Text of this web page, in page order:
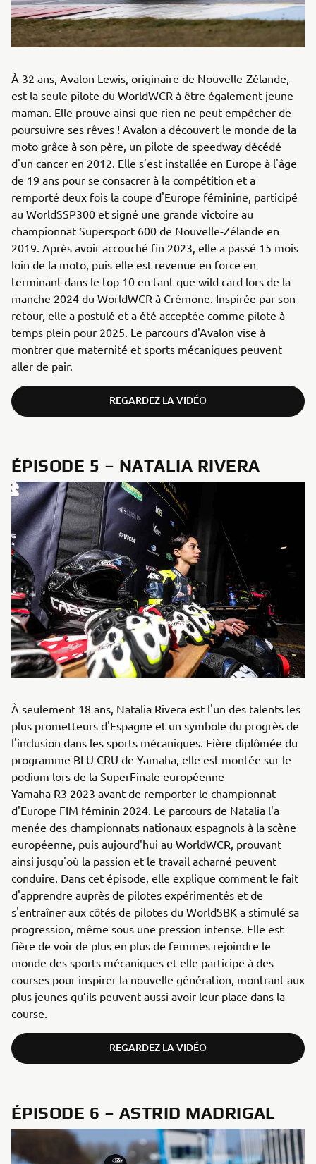
À 32 ans, Avalon Lewis, originaire de Nouvelle-Zélande,
est la seule pilote du WorldWCR à être également jeune
maman. Elle prouve ainsi que rien ne peut empêcher de
poursuivre ses rêves ! Avalon a découvert le monde de la
moto grâce à son père, un pilote de speedway décédé
d'un cancer en 2012. Elle s'est installée en Europe à l'âge
de 19 ans pour se consacrer à la compétition et a
remporté deux fois la coupe d'Europe féminine, participé
au WorldSSP300 et signé une grande victoire au
championnat Supersport 600 de Nouvelle-Zélande en
2019. Après avoir accouché fin 2023, elle a passé 15 mois
loin de la moto, puis elle est revenue en force en
terminant dans le top 10 en tant que wild card lors de la
manche 2024 du WorldWCR à Crémone. Inspirée par son
retour, elle a postulé et a été acceptée comme pilote à
temps plein pour 2025. Le parcours d'Avalon vise à
montrer que maternité et sports mécaniques peuvent
aller de pair.
REGARDEZ LA VIDÉO
ÉPISODE 5 – NATALIA RIVERA
À seulement 18 ans, Natalia Rivera est l'un des talents les
plus prometteurs d'Espagne et un symbole du progrès de
l'inclusion dans les sports mécaniques. Fière diplômée du
programme BLU CRU de Yamaha, elle est montée sur le
podium lors de la SuperFinale européenne
Yamaha R3 2023 avant de remporter le championnat
d'Europe FIM féminin 2024. Le parcours de Natalia l'a
menée des championnats nationaux espagnols à la scène
européenne, puis aujourd'hui au WorldWCR, prouvant
ainsi jusqu'où la passion et le travail acharné peuvent
conduire. Dans cet épisode, elle explique comment le fait
d'apprendre auprès de pilotes expérimentés et de
s'entraîner aux côtés de pilotes du WorldSBK a stimulé sa
progression, même sous une pression intense. Elle est
fière de voir de plus en plus de femmes rejoindre le
monde des sports mécaniques et elle participe à des
courses pour inspirer la nouvelle génération, montrant aux
plus jeunes qu’ils peuvent aussi avoir leur place dans la
course.
REGARDEZ LA VIDÉO
ÉPISODE 6 – ASTRID MADRIGAL